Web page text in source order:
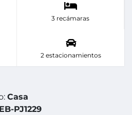
3 recámaras
2 estacionamientos
Casa
EB-PJ1229